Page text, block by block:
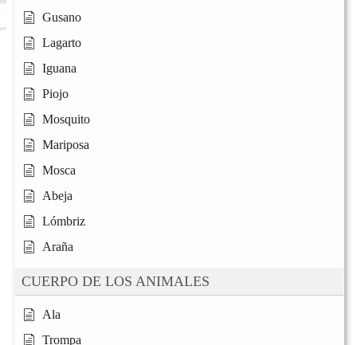
Gusano
Lagarto
Iguana
Piojo
Mosquito
Mariposa
Mosca
Abeja
Lómbriz
Araña
CUERPO DE LOS ANIMALES
Ala
Trompa